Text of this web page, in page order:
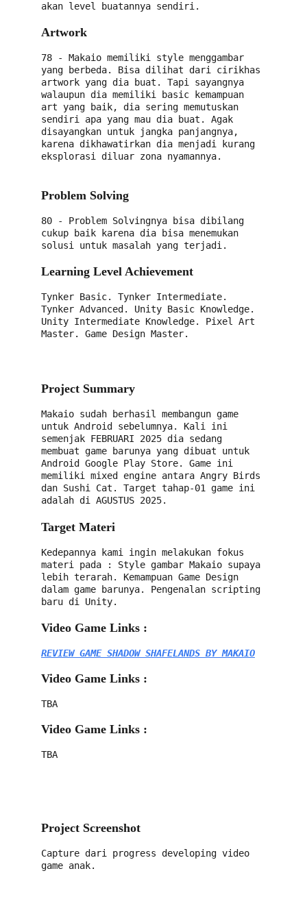
akan level buatannya sendiri.
Artwork
78 - Makaio memiliki style menggambar
yang berbeda. Bisa dilihat dari cirikhas
artwork yang dia buat. Tapi sayangnya
walaupun dia memiliki basic kemampuan
art yang baik, dia sering memutuskan
sendiri apa yang mau dia buat. Agak
disayangkan untuk jangka panjangnya,
karena dikhawatirkan dia menjadi kurang
eksplorasi diluar zona nyamannya.
Problem Solving
80 - Problem Solvingnya bisa dibilang
cukup baik karena dia bisa menemukan
solusi untuk masalah yang terjadi.
Learning Level Achievement
Tynker Basic. Tynker Intermediate.
Tynker Advanced. Unity Basic Knowledge.
Unity Intermediate Knowledge. Pixel Art
Master. Game Design Master.
Project Summary
Makaio sudah berhasil membangun game
untuk Android sebelumnya. Kali ini
semenjak FEBRUARI 2025 dia sedang
membuat game barunya yang dibuat untuk
Android Google Play Store. Game ini
memiliki mixed engine antara Angry Birds
dan Sushi Cat. Target tahap-01 game ini
adalah di AGUSTUS 2025.
Target Materi
Kedepannya kami ingin melakukan fokus
materi pada : Style gambar Makaio supaya
lebih terarah. Kemampuan Game Design
dalam game barunya. Pengenalan scripting
baru di Unity.
Video Game Links :
REVIEW GAME SHADOW SHAFELANDS BY MAKAIO
Video Game Links :
TBA
Video Game Links :
TBA
Project Screenshot
Capture dari progress developing video
game anak.